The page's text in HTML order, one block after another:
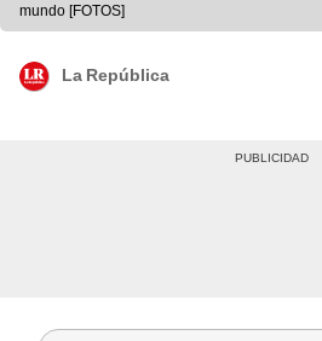
mundo [FOTOS]
La República